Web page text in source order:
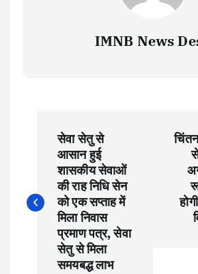
IMNB News
s
सेवा सेतु से
आसान हुई
शासकीय सेवाओं
की राह निधि सेन
को एक सप्ताह में
मिला निवास
प्रमाण पत्र, सेवा
सेतु से मिला
समयबद्ध लाभ